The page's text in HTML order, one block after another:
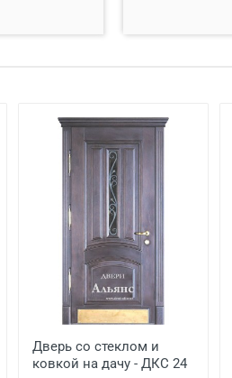
от 600
от 650
от 1500
от 1000
Дверь со стеклом и
ковкой на дачу - ДКС 24